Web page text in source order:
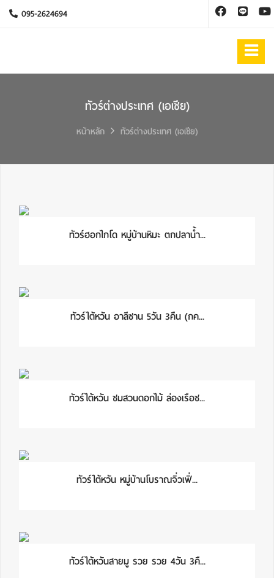
095-2624694
ทัวร์ต่างประเทศ (เอเชีย)
หน้าหลัก ทัวร์ต่างประเทศ (เอเชีย)
ทัวร์ฮอกไกโด หมู่บ้านหิมะ ตกปลาน้ำ...
ทัวร์ไต้หวัน อาลีซาน 5วัน 3คืน (กค...
ทัวร์ไต้หวัน ชมสวนดอกไม้ ล่องเรือช...
ทัวร์ไต้หวัน หมู่บ้านโบราณจิ่วเฟิ่...
ทัวร์ไต้หวันสายมู รวย รวย 4วัน 3คื...